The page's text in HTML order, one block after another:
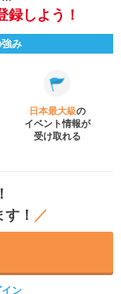
録しよう！
み
日本最大級の
イベント情報が
受け取れる
！ ／
ン